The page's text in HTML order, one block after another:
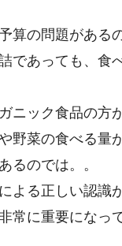
算の問題がある
であっても、食
ニック食品の方
野菜の食べる量
るのでは。。
よる正しい認識
常に重要になっ